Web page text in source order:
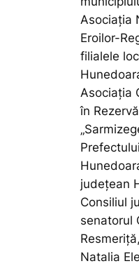
Asociația
Eroilor-
filialele
Asociația
în
județean
Consiliul
senatorul
Natalia